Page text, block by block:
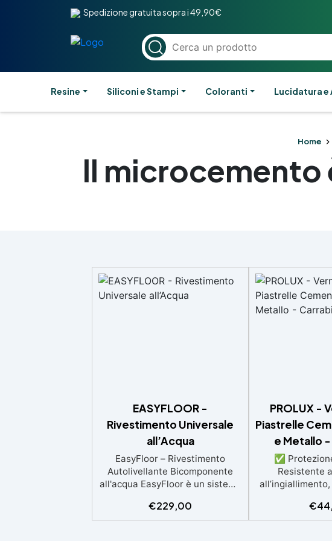
Spedizione gratuita sopra i 49,90€
Resine Siliconi e Stampi Coloranti Lucidatura e
Home
Il microcemento
EASYFLOOR -
Rivestimento Universale
all’Acqua
EasyFloor – Rivestimento
Autolivellante Bicomponente
all'acqua EasyFloor è un sistema
colorabile a piacere, Traspirante
e ideale per rinnovare
€229,00
PROLUX -
Piastrelle
e Metallo
✅
Resistente
all’ingiallimento,
direttamente
cemento
€